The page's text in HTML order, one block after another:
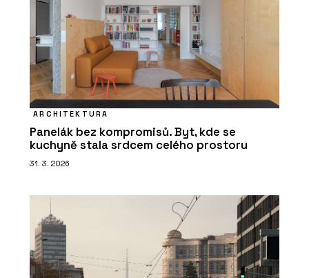
ARCHITEKTURA
Panelák bez kompromisů. Byt, kde se
kuchyně stala srdcem celého prostoru
31. 3. 2026